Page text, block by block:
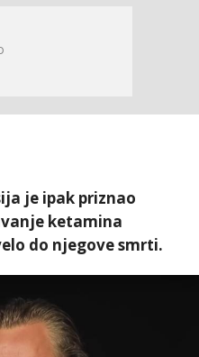
je ipak priznao
ketamina
do njegove smrti.